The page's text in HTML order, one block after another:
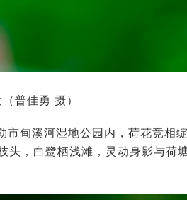
普佳勇 摄）
甸溪河湿地公园内，荷花竞相
头，白鹭栖浅滩，灵动身影与荷